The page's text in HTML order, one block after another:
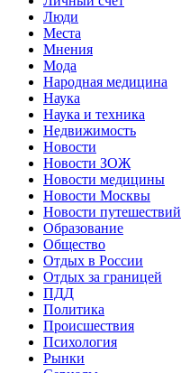
Люди
Места
Мнения
Мода
Народная медицина
Наука
Наука и техника
Недвижимость
Новости
Новости ЗОЖ
Новости медицины
Новости Москвы
Новости путешествий
Образование
Общество
Отдых в России
Отдых за границей
ПДД
Политика
Происшествия
Психология
Рынки